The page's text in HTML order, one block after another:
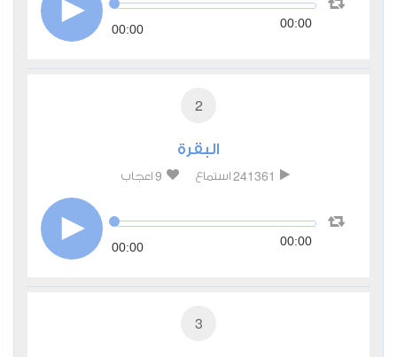
00:00 00:00
2
البقرة
241361 استماع 9 اعجاب
00:00 00:00
3